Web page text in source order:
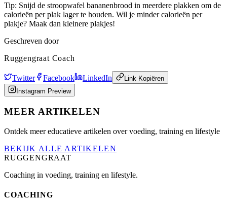
Tip: Snijd de stroopwafel bananenbrood in meerdere plakken om de
calorieën per plak lager te houden. Wil je minder calorieën per
plakje? Maak dan kleinere plakjes!
Geschreven door
Ruggengraat Coach
Twitter Facebook LinkedIn
Link Kopiëren
Instagram Preview
MEER ARTIKELEN
Ontdek meer educatieve artikelen over voeding, training en lifestyle
BEKIJK ALLE ARTIKELEN
RUGGENGRAAT
Coaching in voeding, training en lifestyle.
COACHING